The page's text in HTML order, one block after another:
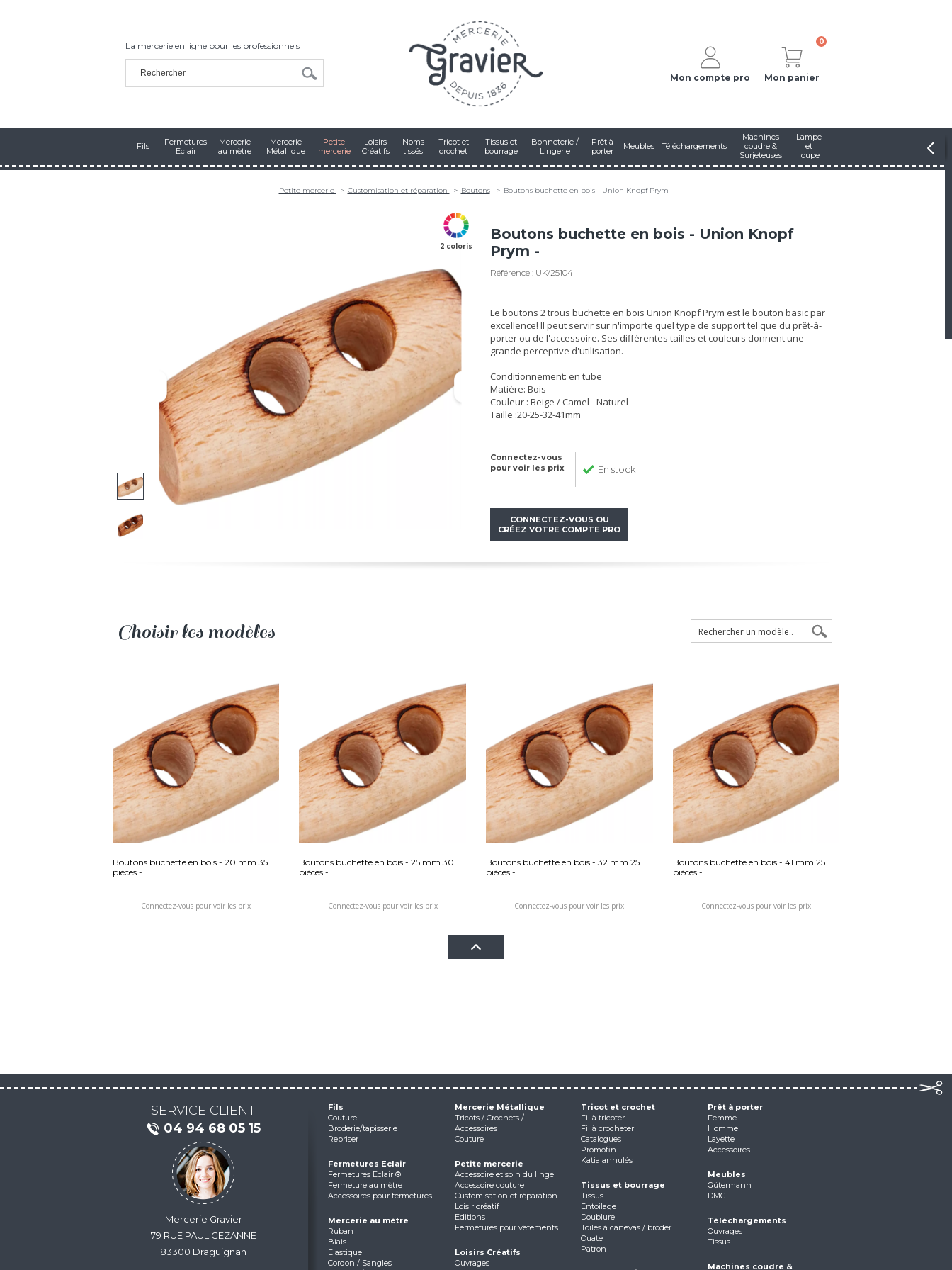
La mercerie en ligne pour les professionnels
Mon compte pro
0
Mon panier
Fils
Fermetures
Eclair
Mercerie
au mètre
Mercerie
Métallique
Petite
mercerie
Loisirs
Créatifs
Noms
tissés
Tricot et
crochet
Tissus et
bourrage
Bonneterie /
Lingerie
Prêt à
porter
Meubles Téléchargements
Machines
coudre &
Surjeteuses
Lampe
et
loupe
Petite mercerie Customisation et réparation Boutons Boutons buchette en bois - Union Knopf Prym -
2 coloris
Boutons buchette en bois - Union Knopf
Prym -
Référence : UK/25104
Le boutons 2 trous buchette en bois Union Knopf Prym est le bouton basic par
excellence! Il peut servir sur n'importe quel type de support tel que du prêt-à-
porter ou de l'accessoire. Ses différentes tailles et couleurs donnent une
grande perceptive d'utilisation.
Conditionnement: en tube
Matière: Bois
Couleur : Beige / Camel - Naturel
Taille :20-25-32-41mm
Connectez-vous
pour voir les prix
En stock
CONNECTEZ-VOUS OU
CRÉEZ VOTRE COMPTE PRO
Choisir les modèles
Boutons buchette en bois - 20 mm 35
pièces -
Connectez-vous pour voir les prix
Boutons buchette en bois - 25 mm 30
pièces -
Connectez-vous pour voir les prix
Boutons buchette en bois - 32 mm 25
pièces -
Connectez-vous pour voir les prix
Boutons buchette en bois - 41 mm 25
pièces -
Connectez-vous pour voir les prix
SERVICE CLIENT
04 94 68 05 15
Mercerie Gravier
79 RUE PAUL CEZANNE
83300 Draguignan
Fils
Couture
Broderie/tapisserie
Repriser
Fermetures Eclair
Fermetures Eclair ®
Fermeture au mètre
Accessoires pour fermetures
Mercerie au mètre
Ruban
Biais
Elastique
Cordon / Sangles
Mercerie Métallique
Tricots / Crochets /
Accessoires
Couture
Petite mercerie
Accessoire et soin du linge
Accessoire couture
Customisation et réparation
Loisir créatif
Editions
Fermetures pour vêtements
Loisirs Créatifs
Ouvrages
Tricot et crochet
Fil à tricoter
Fil à crocheter
Catalogues
Promofin
Katia annulés
Tissus et bourrage
Tissus
Entoilage
Doublure
Toiles à canevas / broder
Ouate
Patron
Prêt à porter
Femme
Homme
Layette
Accessoires
Meubles
Gütermann
DMC
Téléchargements
Ouvrages
Tissus
Machines coudre &